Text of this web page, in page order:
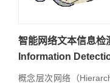
智能网络文本信息
Information
概念层次网络（